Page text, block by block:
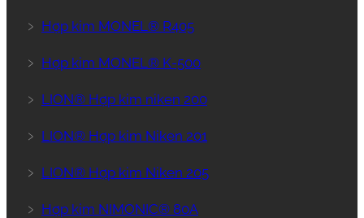
﹥ Hợp kim MONEL® R405
﹥ Hợp kim MONEL® K-500
﹥ LION® Hợp kim niken 200
﹥ LION® Hợp kim Niken 201
﹥ LION® Hợp kim Niken 205
﹥ Hợp kim NIMONIC® 80A